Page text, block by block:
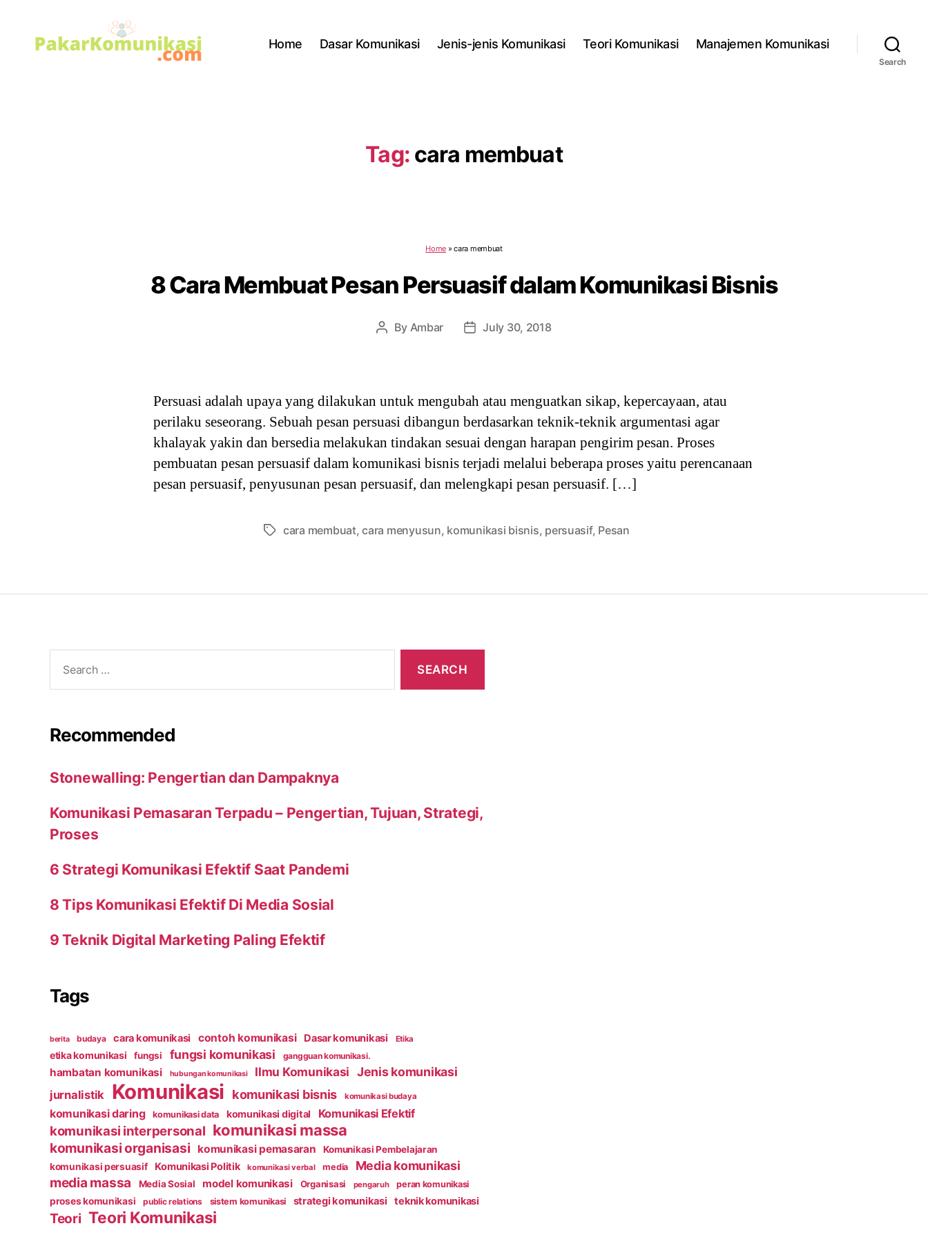
Home Dasar Komunikasi Jenis-jenis Komunikasi Teori Komunikasi Manajemen Komunikasi
Search
Tag: cara membuat
Home»cara membuat
8 Cara Membuat Pesan Persuasif dalam Komunikasi Bisnis
Post
By Ambar
PostJuly 30, 2018
Persuasi adalah upaya yang dilakukan untuk mengubah atau menguatkan sikap, kepercayaan, atau
perilaku seseorang. Sebuah pesan persuasi dibangun berdasarkan teknik-teknik argumentasi agar
khalayak yakin dan bersedia melakukan tindakan sesuai dengan harapan pengirim pesan. Proses
pembuatan pesan persuasif dalam komunikasi bisnis terjadi melalui beberapa proses yaitu perencanaan
pesan persuasif, penyusunan pesan persuasif, dan melengkapi pesan persuasif. […]
Tagscara membuat,cara menyusun, komunikasi bisnis, persuasif, Pesan
for:
Recommended
Stonewalling: Pengertian dan Dampaknya
Komunikasi Pemasaran Terpadu – Pengertian, Tujuan, Strategi,
Proses
6 Strategi Komunikasi Efektif Saat Pandemi
8 Tips Komunikasi Efektif Di Media Sosial
9 Teknik Digital Marketing Paling Efektif
Tags
berita budaya cara komunikasi contoh komunikasi Dasar komunikasi Etika
etika komunikasi fungsi fungsi komunikasi gangguan komunikasi.
hambatan komunikasi hubungan komunikasi Ilmu Komunikasi Jenis komunikasi
jurnalistik Komunikasi komunikasi bisnis komunikasi budaya
komunikasi daring komunikasi data komunikasi digital Komunikasi Efektif
komunikasi interpersonal komunikasi massa
komunikasi organisasi komunikasi pemasaran
Komunikasi Pembelajaran
komunikasi persuasif
Komunikasi Politik komunikasi verbal media Media komunikasi
media massa Media Sosial model komunikasi Organisasi pengaruh peran komunikasi
proses komunikasi public relations sistem komunikasi strategi komunikasi teknik komunikasi
Teori Teori Komunikasi